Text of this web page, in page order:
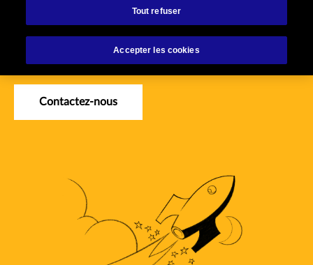
solutions d'assurance sur mesure et des conseils
Contactez-nous
Tout refuser
Accepter les cookies